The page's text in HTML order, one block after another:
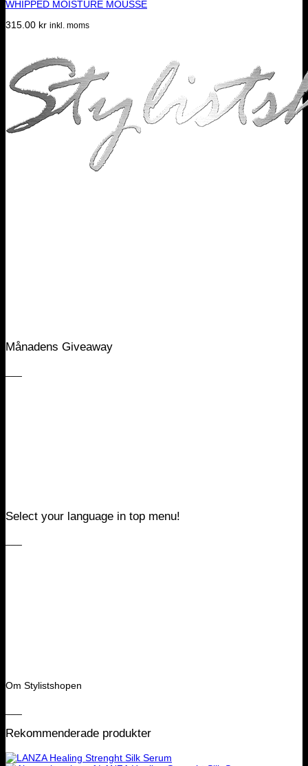
WHIPPED MOISTURE MOUSSE
315.00 kr inkl. moms
Månadens Giveaway
Select your language in top menu!
Om Stylistshopen
Rekommenderade produkter